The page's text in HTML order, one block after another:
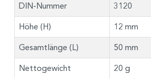
DIN-Nummer 3120
Höhe (H) 12 mm
Gesamtlänge (L) 50 mm
Nettogewicht 20 g